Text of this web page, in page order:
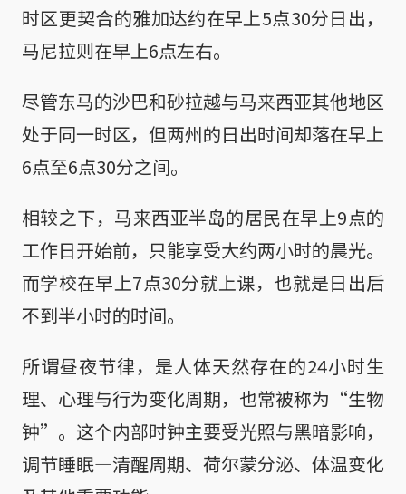
时区更契合的雅加达约在早上5点30分日出，
马尼拉则在早上6点左右。
尽管东马的沙巴和砂拉越与马来西亚其他地区
处于同一时区，但两州的日出时间却落在早上
6点至6点30分之间。
相较之下，马来西亚半岛的居民在早上9点的
工作日开始前，只能享受大约两小时的晨光。
而学校在早上7点30分就上课，也就是日出后
不到半小时的时间。
所谓昼夜节律，是人体天然存在的24小时生
理、心理与行为变化周期，也常被称为“生物
钟”。这个内部时钟主要受光照与黑暗影响，
调节睡眠—清醒周期、荷尔蒙分泌、体温变化